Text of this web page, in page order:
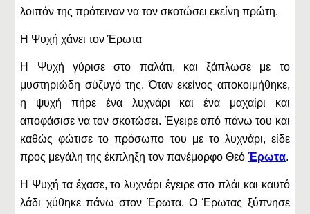
λοιπόν της πρότειναν να τον σκοτώσει εκείνη πρώτη.
Η Ψυχή χάνει τον Έρωτα
Η Ψυχή γύρισε στο παλάτι, και ξάπλωσε με το
μυστηριώδη σύζυγό της. Όταν εκείνος αποκοιμήθηκε,
η ψυχή πήρε ένα λυχνάρι και ένα μαχαίρι και
αποφάσισε να τον σκοτώσει. Έγειρε από πάνω του και
καθώς φώτισε το πρόσωπο του με το λυχνάρι, είδε
προς μεγάλη της έκπληξη τον πανέμορφο ΘεόΈρωτα.
Η Ψυχή τα έχασε, το λυχνάρι έγειρε στο πλάι και καυτό
λάδι χύθηκε πάνω στον Έρωτα. Ο Έρωτας ξύπνησε